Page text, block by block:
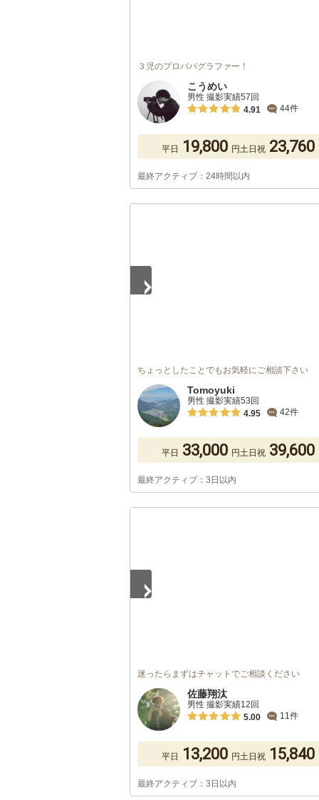
３児のプロパパグラファー！
こうめい
男性 撮影実績57回
4.91
44件
平日 19,800 円土日祝 23,760
最終アクティブ：24時間以内
ちょっとしたことでもお気軽にご相談下さい
Tomoyuki
男性 撮影実績53回
4.95
42件
平日 33,000 円土日祝 39,600
最終アクティブ：3日以内
迷ったらまずはチャットでご相談ください
佐藤翔汰
男性 撮影実績12回
5.00
11件
平日 13,200 円土日祝 15,840
最終アクティブ：3日以内